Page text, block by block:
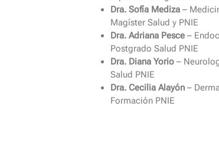
Dra. Sofía Mediza –
Magíster Salud y PNIE
Dra. Adriana Pesce –
Postgrado Salud PNIE
Dra. Diana Yorio –
Salud PNIE
Dra. Cecilia Alayón –
Formación PNIE